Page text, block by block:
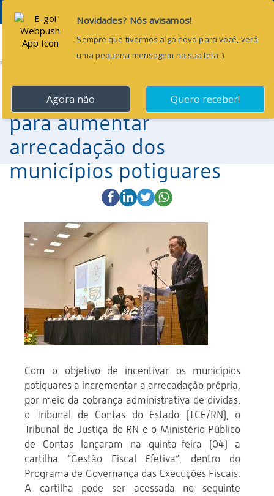
Menu
5 de maio de 2017
de lançamento de cartilha
para aumentar
arrecadação dos
municípios potiguares
Com o objetivo de incentivar os municípios
potiguares a incrementar a arrecadação própria,
por meio da cobrança administrativa de dívidas,
o Tribunal de Contas do Estado (TCE/RN), o
Tribunal de Justiça do RN e o Ministério Público
de Contas lançaram na quinta-feira (04) a
cartilha “Gestão Fiscal Efetiva”, dentro do
Programa de Governança das Execuções Fiscais.
A cartilha pode ser acessada no seguinte